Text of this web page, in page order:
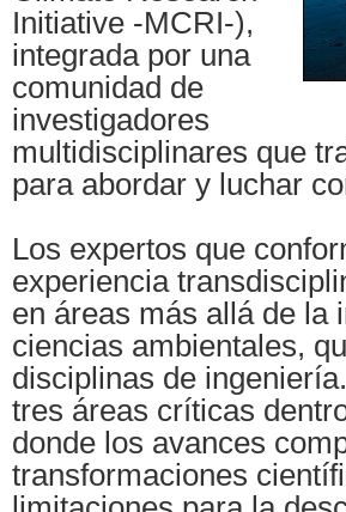
Initiative -MCRI-),
integrada por una
comunidad de
investigadores
multidisciplinares que
para abordar y luchar
Los expertos que
experiencia
en áreas más allá de la
ciencias ambientales,
disciplinas de
tres áreas críticas
donde los avances
transformaciones